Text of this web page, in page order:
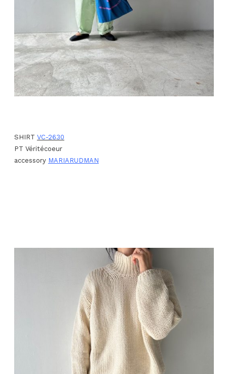
SHIRT VC-2630
PT Véritécoeur
accessory MARIARUDMAN